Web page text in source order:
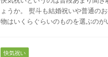
ょうか。 熨斗も結婚祝いや普通の
物はいくらぐらいのものを選ぶのが
快気祝い